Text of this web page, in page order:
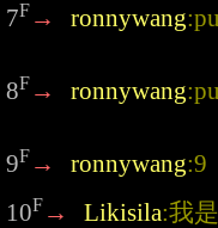
7F → ronnywang
8F → ronnywang
9F → ronnywang:9
10F → Likisila:我